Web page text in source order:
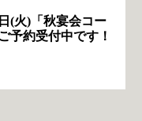
(火)「秋宴会コー
予約受付中です！